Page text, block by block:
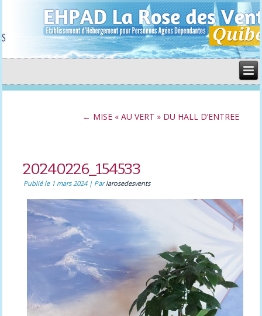
← MISE « AU VERT » DU HALL D’ENTREE
20240226_154533
Publié le 1 mars 2024| Par larosedesvents